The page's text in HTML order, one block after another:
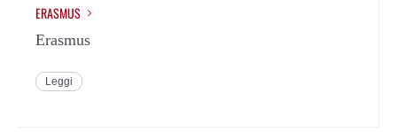
ERASMUS
Erasmus
Leggi